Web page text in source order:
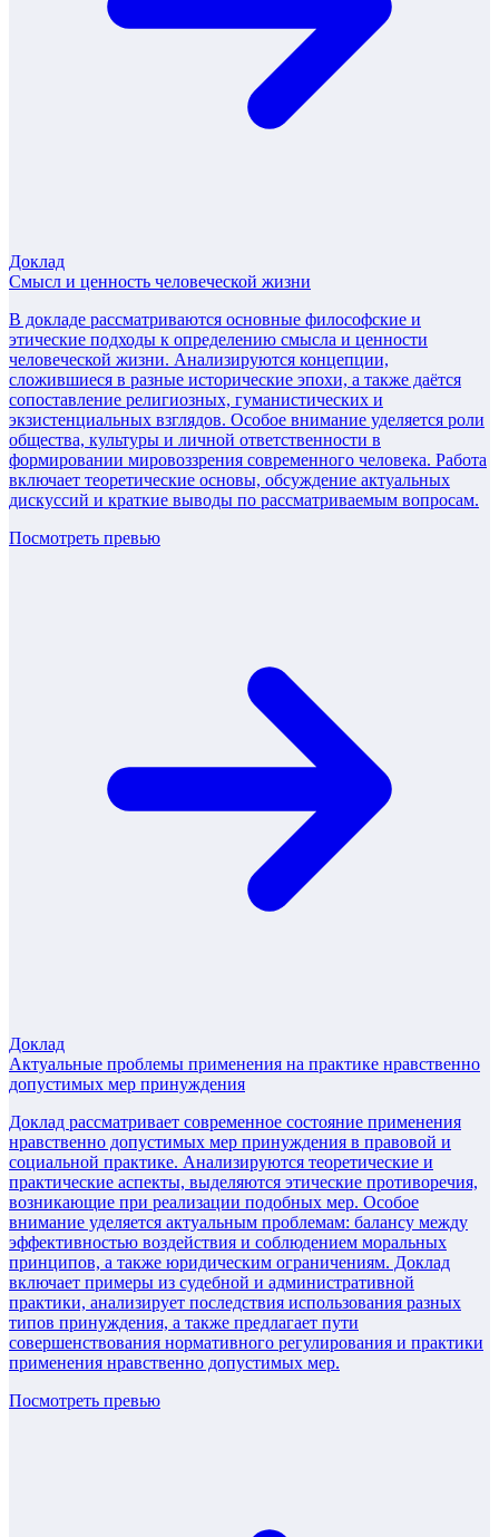
Доклад
Смысл и ценность человеческой жизни
В докладе рассматриваются основные философские и
этические подходы к определению смысла и ценности
человеческой жизни. Анализируются концепции,
сложившиеся в разные исторические эпохи, а также даётся
сопоставление религиозных, гуманистических и
экзистенциальных взглядов. Особое внимание уделяется роли
общества, культуры и личной ответственности в
формировании мировоззрения современного человека. Работа
включает теоретические основы, обсуждение актуальных
дискуссий и краткие выводы по рассматриваемым вопросам.
Посмотреть превью
Доклад
Актуальные проблемы применения на практике нравственно
допустимых мер принуждения
Доклад рассматривает современное состояние применения
нравственно допустимых мер принуждения в правовой и
социальной практике. Анализируются теоретические и
практические аспекты, выделяются этические противоречия,
возникающие при реализации подобных мер. Особое
внимание уделяется актуальным проблемам: балансу между
эффективностью воздействия и соблюдением моральных
принципов, а также юридическим ограничениям. Доклад
включает примеры из судебной и административной
практики, анализирует последствия использования разных
типов принуждения, а также предлагает пути
совершенствования нормативного регулирования и практики
применения нравственно допустимых мер.
Посмотреть превью